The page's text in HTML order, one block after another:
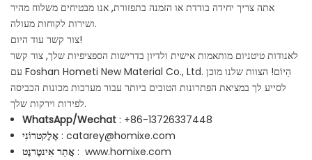
אתה צריך יחידה בודדת או הזמנה בתפזורת, אנו מבטיחים משלוח מהיר
ושירות לקוחות מעולה.
צור קשר עוד היום!
לאנודות טיטניום מותאמות אישית ולדיון בדרישות הספציפיות שלך, צור קשר
עם Foshan Hometi New Material Co., Ltd. הַיוֹם! הצוות שלנו מוכן
לסייע לך במציאת הפתרונות הטובים ביותר עבור מערכות מכונות הכביסה
לפירות וירקות שלך.
WhatsApp/Wechat : +86-13726337448
אֶלֶקטרוֹנִי : catarey@homixe.com
אֲתַר אִינטֶרנֶט : www.homixe.com